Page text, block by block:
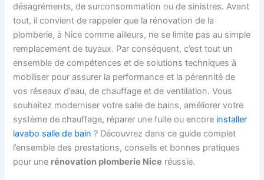
désagréments, de surconsommation ou de sinistres. Avant
tout, il convient de rappeler que la rénovation de la
plomberie, à Nice comme ailleurs, ne se limite pas au simple
remplacement de tuyaux. Par conséquent, c’est tout un
ensemble de compétences et de solutions techniques à
mobiliser pour assurer la performance et la pérennité de
vos réseaux d’eau, de chauffage et de ventilation. Vous
souhaitez moderniser votre salle de bains, améliorer votre
système de chauffage, réparer une fuite ou encore installer
lavabo salle de bain ? Découvrez dans ce guide complet
l’ensemble des prestations, conseils et bonnes pratiques
pour une rénovation plomberie Nice réussie.